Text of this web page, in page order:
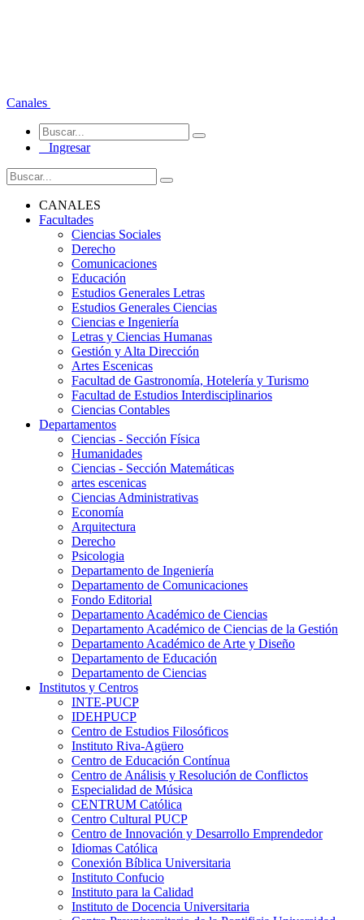
Canales
Ingresar
CANALES
Facultades
Ciencias Sociales
Derecho
Comunicaciones
Educación
Estudios Generales Letras
Estudios Generales Ciencias
Ciencias e Ingeniería
Letras y Ciencias Humanas
Gestión y Alta Dirección
Artes Escenicas
Facultad de Gastronomía, Hotelería y Turismo
Facultad de Estudios Interdisciplinarios
Ciencias Contables
Departamentos
Ciencias - Sección Física
Humanidades
Ciencias - Sección Matemáticas
artes escenicas
Ciencias Administrativas
Economía
Arquitectura
Derecho
Psicologia
Departamento de Ingeniería
Departamento de Comunicaciones
Fondo Editorial
Departamento Académico de Ciencias
Departamento Académico de Ciencias de la Gestión
Departamento Académico de Arte y Diseño
Departamento de Educación
Departamento de Ciencias
Institutos y Centros
INTE-PUCP
IDEHPUCP
Centro de Estudios Filosóficos
Instituto Riva-Agüero
Centro de Educación Contínua
Centro de Análisis y Resolución de Conflictos
Especialidad de Música
CENTRUM Católica
Centro Cultural PUCP
Centro de Innovación y Desarrollo Emprendedor
Idiomas Católica
Conexión Bíblica Universitaria
Instituto Confucio
Instituto para la Calidad
Instituto de Docencia Universitaria